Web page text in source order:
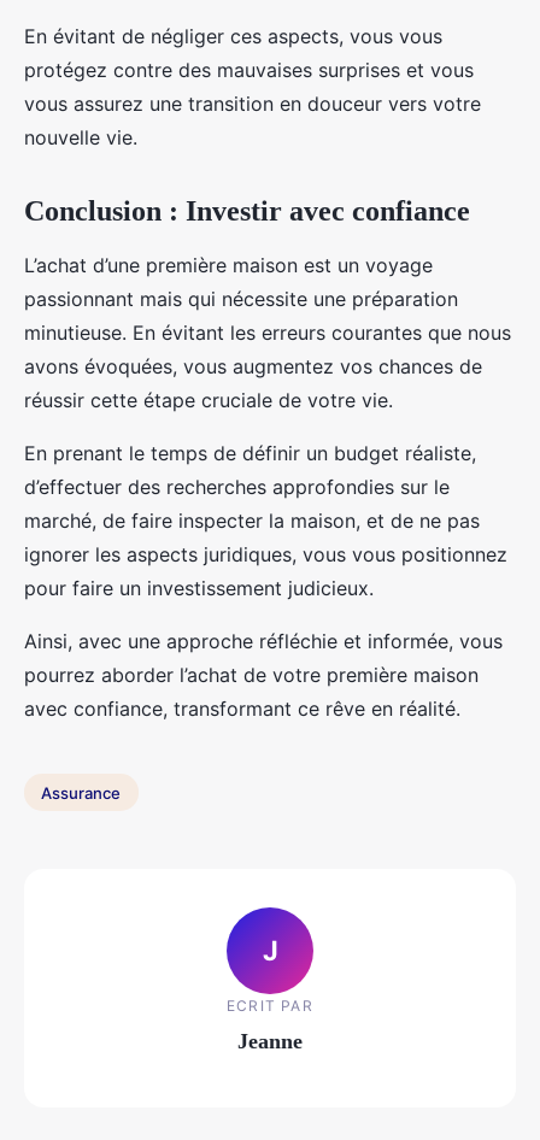
En évitant de négliger ces aspects, vous vous
protégez contre des mauvaises surprises et vous
vous assurez une transition en douceur vers votre
nouvelle vie.
Conclusion : Investir avec confiance
L’achat d’une première maison est un voyage
passionnant mais qui nécessite une préparation
minutieuse. En évitant les erreurs courantes que nous
avons évoquées, vous augmentez vos chances de
réussir cette étape cruciale de votre vie.
En prenant le temps de définir un budget réaliste,
d’effectuer des recherches approfondies sur le
marché, de faire inspecter la maison, et de ne pas
ignorer les aspects juridiques, vous vous positionnez
pour faire un investissement judicieux.
Ainsi, avec une approche réfléchie et informée, vous
pourrez aborder l’achat de votre première maison
avec confiance, transformant ce rêve en réalité.
Assurance
J
ECRIT PAR
Jeanne